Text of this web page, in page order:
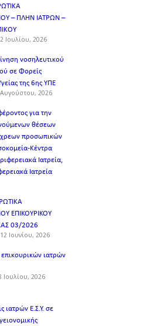
– ΠΛΗΝ ΙΑΤΡΩΝ –
Ιουλίου, 2026
νοσηλευτικού
σε Φορείς
της 6ης ΥΠΕ
2026
για την
θέσεων
προσωπικών
Κέντρα
Ιατρεία,
Ιατρεία
ΕΠΙΚΟΥΡΙΚΟΥ
03/2026
Ιουνίου, 2026
επικουρικών ιατρών
Ιουλίου, 2026
ιατρών Ε.Σ.Υ. σε